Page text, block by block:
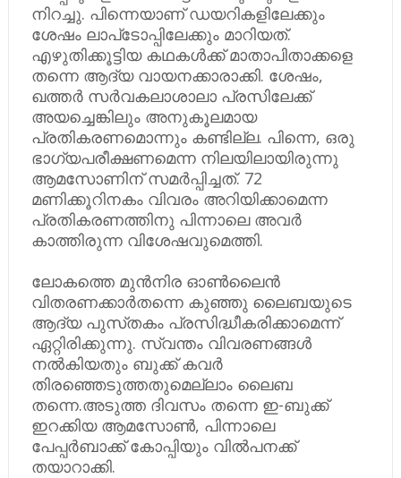
നിറച്ചു. പിന്നെയാണ്​ ഡയറികളിലേക്കും
ശേഷം ലാപ്​ടോപ്പിലേക്കും മാറിയത്​.
എഴുതിക്കൂട്ടിയ കഥകൾക്ക്​ മാതാപിതാക്കളെ
തന്നെ ആദ്യ വായനക്കാരാക്കി. ശേഷം,
ഖത്തർ സർവകലാശാലാ പ്രസിലേക്ക്​
അയച്ചെങ്കിലും അനുകൂലമായ
പ്രതികരണമൊന്നും കണ്ടില്ല. പിന്നെ, ഒരു
ഭാഗ്യപരീക്ഷണമെന്ന നിലയിലായിരുന്നു
ആമസോണിന്​ സമർപ്പിച്ചത്​. 72
മണിക്കൂറിനകം വിവരം അറിയിക്കാമെന്ന
പ്രതികരണത്തിനു പിന്നാലെ അവർ
കാത്തിരുന്ന വിശേഷവുമെത്തി.
ലോക​ത്തെ മുൻനിര ഓൺലൈൻ
വിതരണക്കാർതന്നെ കുഞ്ഞു ലൈബയുടെ
ആദ്യ പുസ്​തകം പ്രസിദ്ധീകരിക്കാമെന്ന്​
ഏറ്റിരിക്കുന്നു. സ്വന്തം വിവരണങ്ങൾ
നൽകിയതും ബുക്ക്​ കവർ
തിരഞ്ഞെടുത്തതുമെല്ലാം ലൈബ
തന്നെ.അടുത്ത ദിവസം തന്നെ ഇ-ബുക്ക്​
ഇറക്കിയ ആമസോൺ, പിന്നാലെ
പേപ്പർബാക്ക്​​ കോപ്പിയും വിൽപനക്ക്​
തയാറാക്കി.